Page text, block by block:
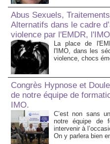
Abus Sexuels,
Alternatifs dans le cadre
violence par l'EMDR,
La place de
l'IMO, dans les
violence, chocs
Congrès Hypnose et
de notre équipe de
IMO.
C’est non sans
notre équipe de
intervenir à
On y parlera bien